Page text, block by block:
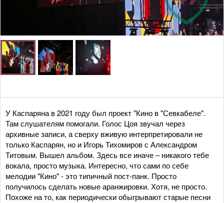
У Каспаряна в 2021 году был проект "Кино в "Севкабеле".
Там слушателям помогали. Голос Цоя звучал через
архивные записи, а сверху вживую интерпретировали не
только Каспарян, но и Игорь Тихомиров с Александром
Титовым. Вышел альбом. Здесь все иначе – никакого тебе
вокала, просто музыка. Интересно, что сами по себе
мелодии "Кино" - это типичный пост-панк. Просто
получилось сделать новые аранжировки. Хотя, не просто.
Похоже на то, как периодически обыгрывают старые песни